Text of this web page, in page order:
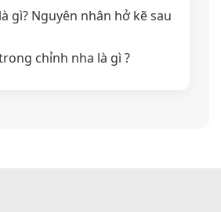
gì? Nguyên nhân hở kẽ sau
chỉnh nha là gì ?